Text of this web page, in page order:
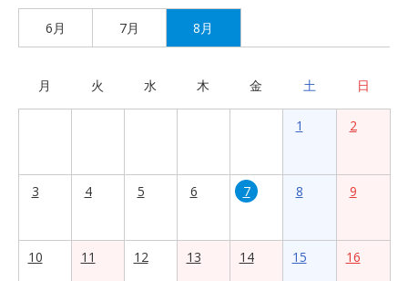
6月 7月 8月
月 火 水 木 金 土 日
1 2
3 4 5 6 7 8 9
10
11
12
13
14
15
16